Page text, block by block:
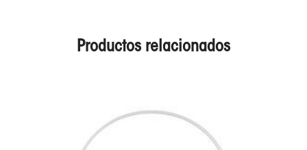
Productos relacionados